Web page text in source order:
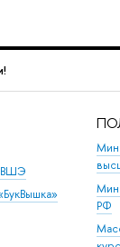
ВШЭ
РФ